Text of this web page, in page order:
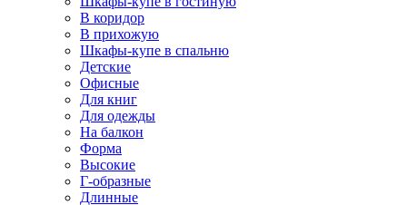
В коридор
В прихожую
Шкафы-купе в спальню
Детские
Офисные
Для книг
Для одежды
На балкон
Форма
Высокие
Г-образные
Длинные